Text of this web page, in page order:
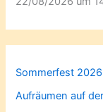
Sommerfest 2026
Aufräumen auf